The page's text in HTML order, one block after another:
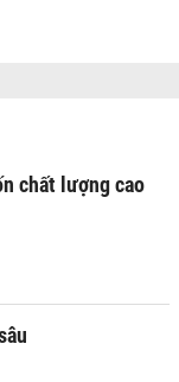
chất lượng cao